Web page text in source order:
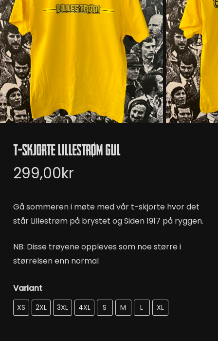
T-Skjorte Lillestrøm Gul
299,00kr
Gå sommeren i møte med vår t-skjorte hvor det
står Lillestrøm på brystet og Siden 1917 på ryggen.
NB: Disse trøyene oppleves som noe større i
størrelsen enn normal
Variant
Velg et alternativ
XS 2XL 3XL 4XL S M L XL